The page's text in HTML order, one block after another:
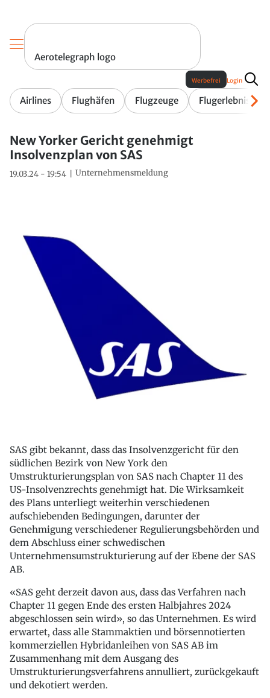
Aerotelegraph logo
Airlines Flughäfen Flugzeuge Flugerlebnis
Werbefrei Login
New Yorker Gericht genehmigt
Insolvenzplan von SAS
19.03.24 - 19:54 Unternehmensmeldung
SAS gibt bekannt, dass das Insolvenzgericht für den
südlichen Bezirk von New York den
Umstrukturierungsplan von SAS nach Chapter 11 des
US-Insolvenzrechts genehmigt hat. Die Wirksamkeit
des Plans unterliegt weiterhin verschiedenen
aufschiebenden Bedingungen, darunter der
Genehmigung verschiedener Regulierungsbehörden und
dem Abschluss einer schwedischen
Unternehmensumstrukturierung auf der Ebene der SAS
AB.
«SAS geht derzeit davon aus, dass das Verfahren nach
Chapter 11 gegen Ende des ersten Halbjahres 2024
abgeschlossen sein wird», so das Unternehmen. Es wird
erwartet, dass alle Stammaktien und börsennotierten
kommerziellen Hybridanleihen von SAS AB im
Zusammenhang mit dem Ausgang des
Umstrukturierungsverfahrens annulliert, zurückgekauft
und dekotiert werden.